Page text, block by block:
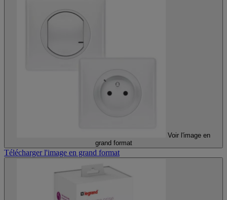
Voir l'image en
grand format
Télécharger l'image en grand format